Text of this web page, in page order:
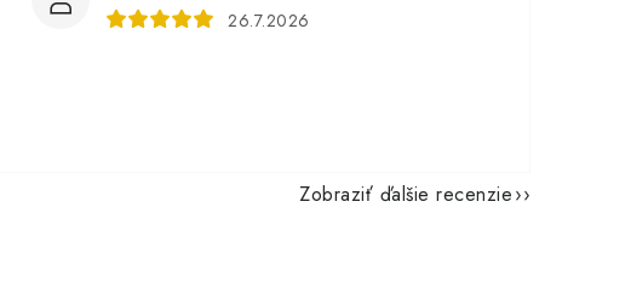
26.7.2026
Zobraziť ďalšie recenzie